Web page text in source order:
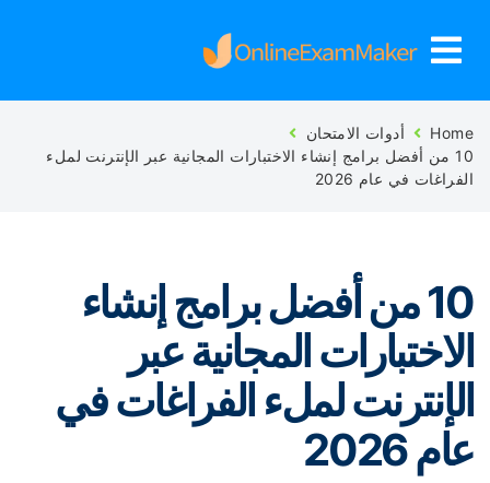
أدوات الامتحان
10 من أفضل برامج إنشاء الاختبارات المجانية عبر الإنترنت لملء
في عام 2026
10 من أفضل برامج إنشاء
المجانية عبر
لملء الفراغات في
2026